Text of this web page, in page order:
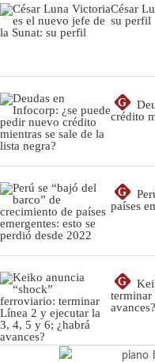
César
su perfil
G
crédito
G
países
G
terminar
avances?